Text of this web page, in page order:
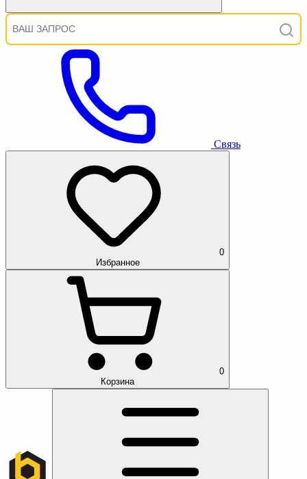
Связь
0
Избранное
0
Корзина